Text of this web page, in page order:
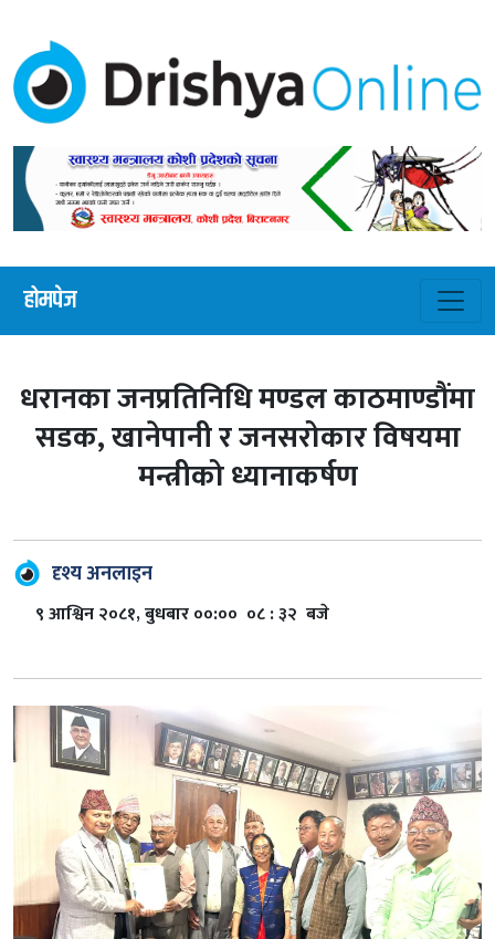
होमपेज
धरानका जनप्रतिनिधि मण्डल काठमाण्डौंमा
सडक, खानेपानी र जनसरोकार विषयमा
मन्त्रीको ध्यानाकर्षण
दृश्य अनलाइन
९ आश्विन २०८१, बुधबार ००:०० ०८ : ३२ बजे